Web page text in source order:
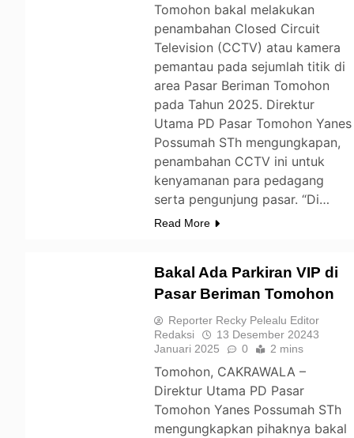
Tomohon bakal melakukan
penambahan Closed Circuit
Television (CCTV) atau kamera
pemantau pada sejumlah titik di
area Pasar Beriman Tomohon
pada Tahun 2025. Direktur
Utama PD Pasar Tomohon Yanes
Possumah STh mengungkapan,
penambahan CCTV ini untuk
kenyamanan para pedagang
serta pengunjung pasar. “Di…
Read More
Bakal Ada Parkiran VIP di
Pasar Beriman Tomohon
Reporter Recky Pelealu Editor
Redaksi
13 Desember 20243
Januari 2025
0 2 mins
Tomohon, CAKRAWALA –
Direktur Utama PD Pasar
Tomohon Yanes Possumah STh
mengungkapkan pihaknya bakal